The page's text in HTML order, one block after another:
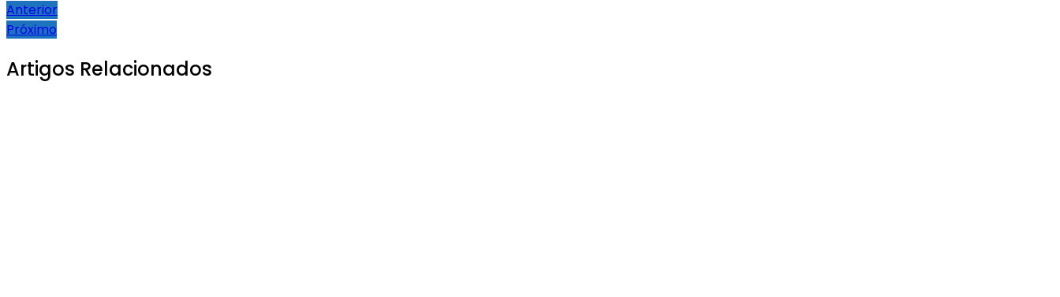
Anterior
Próximo
Artigos Relacionados